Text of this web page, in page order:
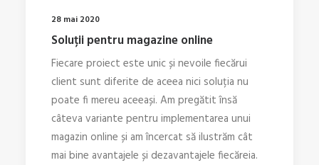
28 mai 2020
Soluții pentru magazine online
Fiecare proiect este unic și nevoile fiecărui
client sunt diferite de aceea nici soluția nu
poate fi mereu aceeași. Am pregătit însă
câteva variante pentru implementarea unui
magazin online și am încercat să ilustrăm cât
mai bine avantajele și dezavantajele fiecăreia.